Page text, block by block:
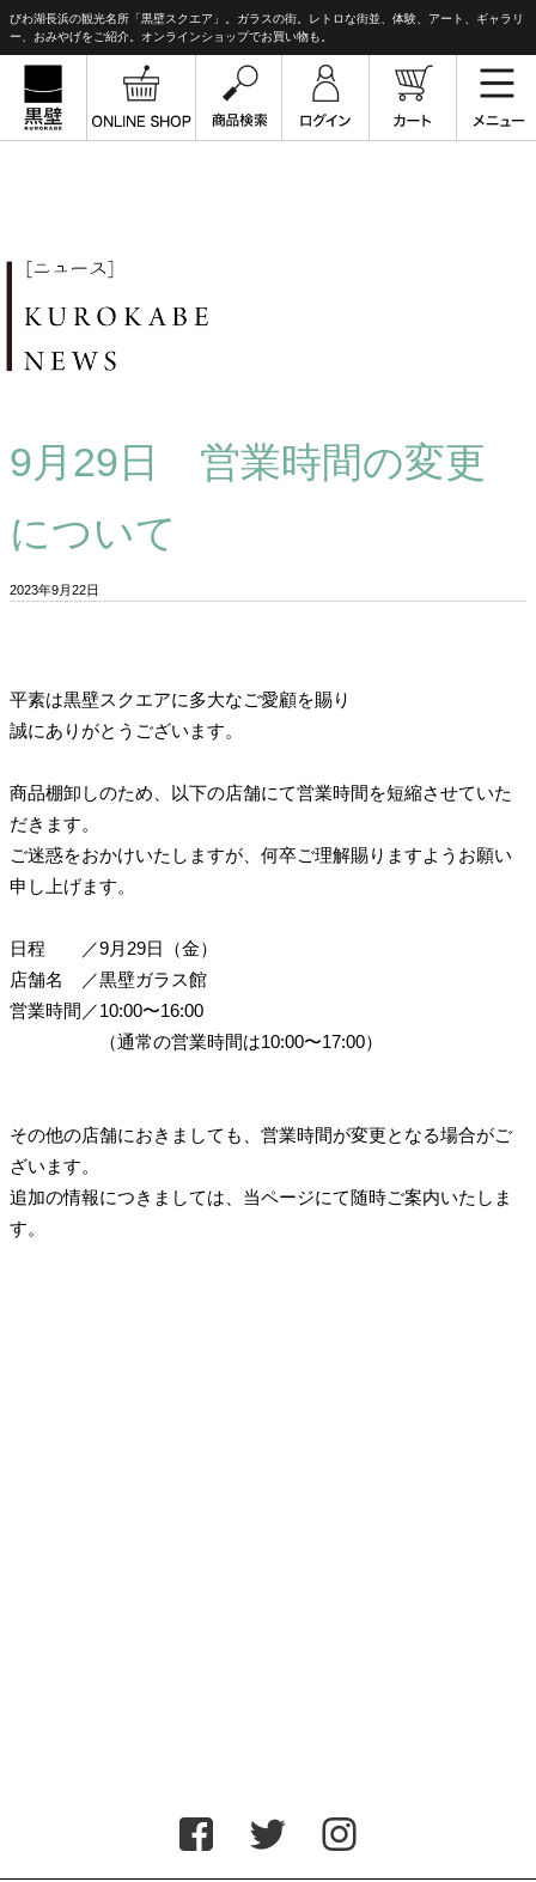
びわ湖長浜の観光名所「黒壁スクエア」。ガラスの街。レトロな街並、体験、アート、ギャラリ
ー、おみやげをご紹介。オンラインショップでお買い物も。
9月29日 営業時間の変更
について
2023年9月22日
平素は黒壁スクエアに多大なご愛顧を賜り
誠にありがとうございます。
商品棚卸しのため、以下の店舗にて営業時間を短縮させていた
だきます。
ご迷惑をおかけいたしますが、何卒ご理解賜りますようお願い
申し上げます。
日程 ／9月29日（金）
店舗名
／黒壁ガラス館
営業時間 ／10:00〜16:00
（通常の営業時間は10:00〜17:00）
その他の店舗におきましても、営業時間が変更となる場合がご
ざいます。
追加の情報につきましては、当ページにて随時ご案内いたしま
す。